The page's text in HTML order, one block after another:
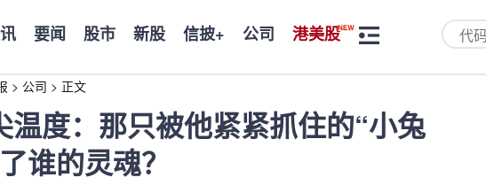
要闻 股市 新股 信披+ 公司 港美股
> 公司 > 正文
温度：那只被他紧紧抓住的“小兔
谁的灵魂？